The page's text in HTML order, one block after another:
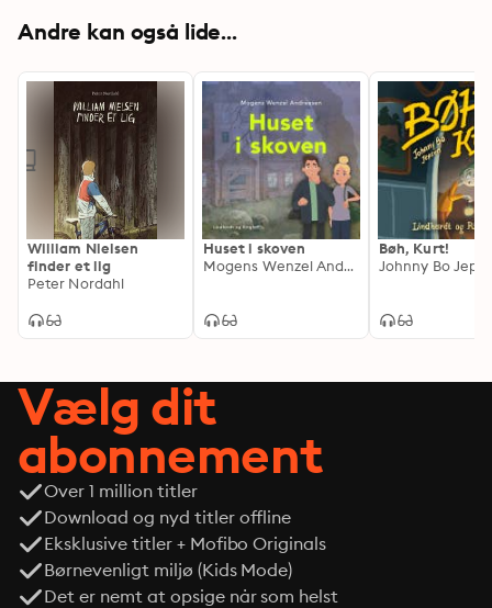
Andre kan også lide...
William Nielsen
finder et lig
Peter Nordahl
Huset i skoven
Mogens Wenzel Andreasen
Bøh, Kurt!
Johnny Bo
Vælg dit
abonnement
Over 1 million titler
Download og nyd titler offline
Eksklusive titler + Mofibo Originals
Børnevenligt miljø (Kids Mode)
Det er nemt at opsige når som helst